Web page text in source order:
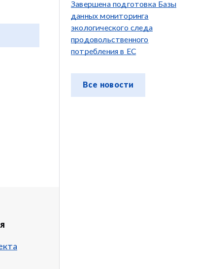
Завершена подготовка Базы
данных мониторинга
экологического следа
продовольственного
потребления в ЕС
Все новости